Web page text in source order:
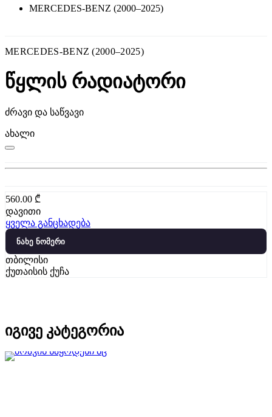
MERCEDES-BENZ (2000–2025)
MERCEDES-BENZ (2000–2025)
წყლის რადიატორი
ძრავი და საწვავი
ახალი
560.00 ₾
დავითი
ყველა განცხადება
ნახე ნომერი
თბილისი
ქუთაისის ქუჩა
იგივე კატეგორია